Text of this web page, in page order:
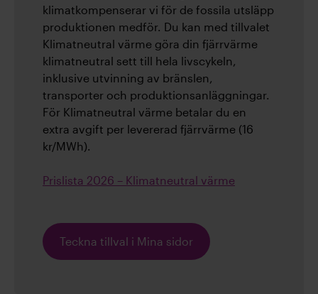
klimatkompenserar vi för de fossila utsläpp
produktionen medför. Du kan med tillvalet
Klimatneutral värme göra din fjärrvärme
klimatneutral sett till hela livscykeln,
inklusive utvinning av bränslen,
transporter och produktionsanläggningar.
För Klimatneutral värme betalar du en
extra avgift per levererad fjärrvärme (16
kr/MWh).
Prislista 2026 – Klimatneutral värme
Teckna tillval i Mina sidor